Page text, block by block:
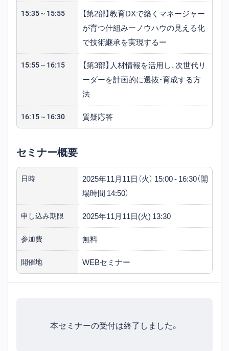
15:35～15:55
【第2部】教育DXで築くマネージャー
が育つ仕組みーノウハウの見える化
で技術継承を実現するー
15:55～16:15
【第3部】人材情報を活用し、次世代リ
ーダーを計画的に選抜・育成する方
法
16:15～16:30 質疑応答
セミナー概要
日時
2025年11月11日（火） 15:00 - 16:30（開
場時間 14:50）
申し込み期限 2025年11月11日(火) 13:30
参加費 無料
開催地 WEBセミナー
本セミナーの受付は終了しました。